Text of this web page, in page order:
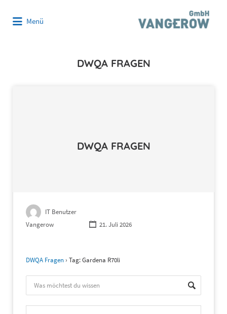
Menü
DWQA FRAGEN
DWQA FRAGEN
IT Benutzer
Vangerow
21. Juli 2026
DWQA Fragen › Tag: Gardena R70li